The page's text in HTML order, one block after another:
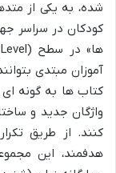
شده، به یکی از
کودکان در سراسر
آموزان مبتدی
کتاب ها به گونه
واژگان جدید و
کنند. از طریق
هدفمند، این